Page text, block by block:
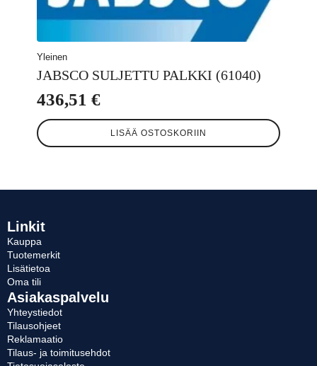
Yleinen
JABSCO SULJETTU PALKKI (61040)
436,51 €
LISÄÄ OSTOSKORIIN
Linkit
Kauppa
Tuotemerkit
Lisätietoa
Oma tili
Asiakaspalvelu
Yhteystiedot
Tilausohjeet
Reklamaatio
Tilaus- ja toimitusehdot